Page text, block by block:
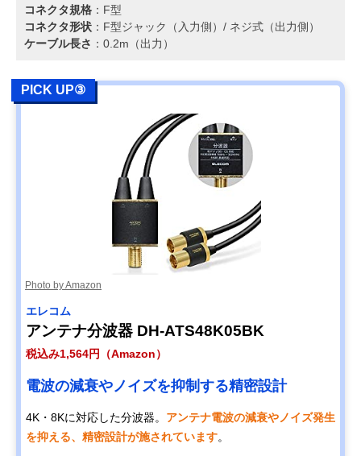
コネクタ規格 ：F型
コネクタ形状 ：F型ジャック（入力側）/ ネジ式（出力側）
ケーブル長さ ：0.2m（出力）
PICK UP③
Photo by Amazon
エレコム
アンテナ分波器 DH-ATS48K05BK
税込み1,564円（Amazon）
電波の減衰やノイズを抑制する精密設計
4K・8Kに対応した分波器。 アンテナ電波の減衰やノイズ発生
を抑える、精密設計が施されています。